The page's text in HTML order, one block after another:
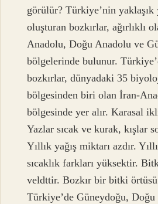
görülür? Türkiye’nin yaklaşık
oluşturan bozkırlar, ağırlıklı
Anadolu, Doğu Anadolu ve
bölgelerinde bulunur.
bozkırlar, dünyadaki 35
bölgesinden biri olan İran-
bölgesinde yer alır. Karasal
Yazlar sıcak ve kurak, kışlar
Yıllık yağış miktarı azdır.
sıcaklık farkları yüksektir.
veldttir. Bozkır bir bitki
Türkiye’de Güneydoğu,